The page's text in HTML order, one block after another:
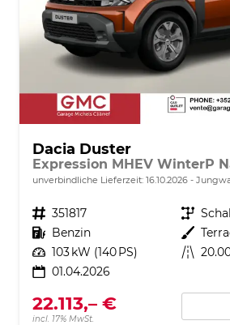
Dacia Duster
unverbindliche Lieferzeit: 16.10.2026
Fahrzeugnr. 351817 Getriebe
Kraftstoff Benzin Außenfarbe
Leistung 103 kW (140 PS) Kilometerstand
01.04.2026
22.113,– €
incl. 17% MwSt.